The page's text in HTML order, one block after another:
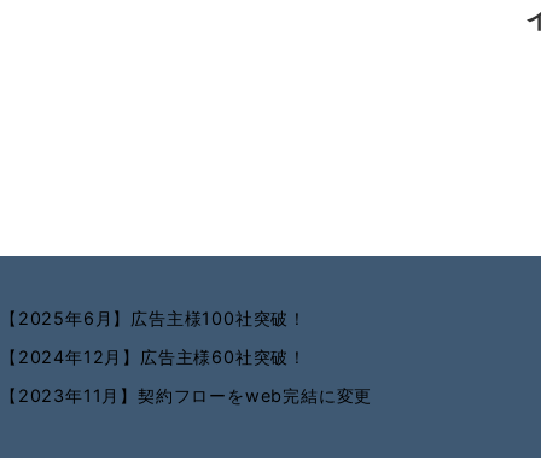
【2025年6月】広告主様100社突破！
【2024年12月】広告主様60社突破！
【2023年11月】契約フローをweb完結に変更